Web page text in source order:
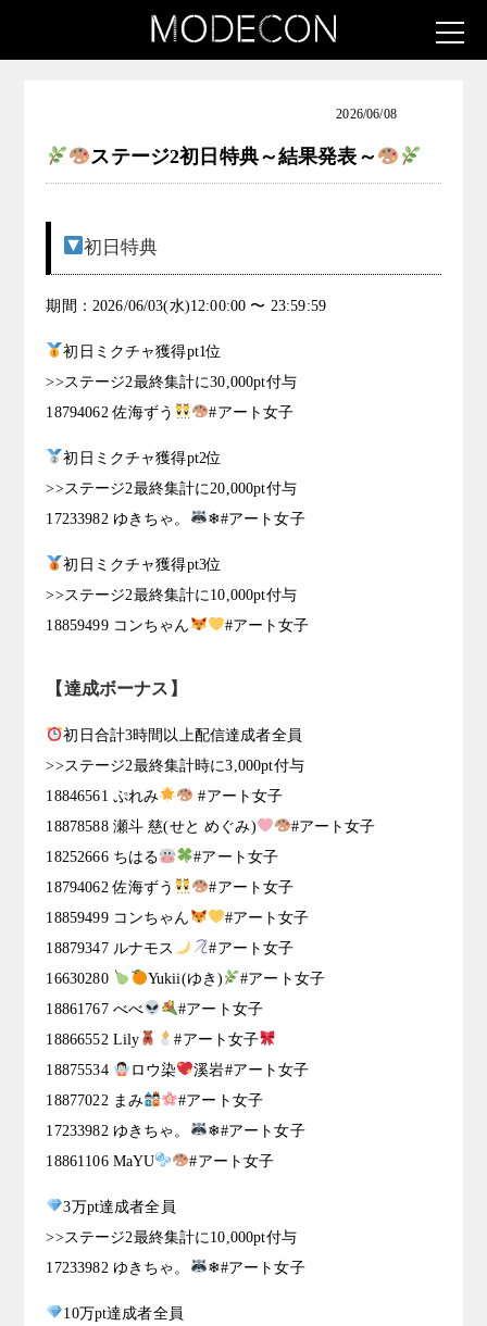
2026/06/08
ステージ2初日特典～結果発表～
初日特典
期間：2026/06/03(水)12:00:00 〜 23:59:59
初日ミクチャ獲得pt1位
>>ステージ2最終集計に30,000pt付与
18794062 佐海ずう
#アート女子
初日ミクチャ獲得pt2位
>>ステージ2最終集計に20,000pt付与
17233982 ゆきちゃ。
❄#アート女子
初日ミクチャ獲得pt3位
>>ステージ2最終集計に10,000pt付与
18859499 コンちゃん
#アート女子
【達成ボーナス】
初日合計3時間以上配信達成者全員
>>ステージ2最終集計時に3,000pt付与
18846561 ぷれみ
#アート女子
18878588 瀬斗 慈(せと めぐみ)
#アート女子
18252666 ちはる
#アート女子
18794062 佐海ずう
#アート女子
18859499 コンちゃん
#アート女子
18879347 ルナモス
#アート女子
16630280
Yukii(ゆき)
#アート女子
18861767 べべ
#アート女子
18866552 Lily
#アート女子
18875534
ロウ染
溪岩#アート女子
18877022 まみ
#アート女子
17233982 ゆきちゃ。
❄#アート女子
18861106 MaYU
#アート女子
3万pt達成者全員
>>ステージ2最終集計に10,000pt付与
17233982 ゆきちゃ。
❄#アート女子
10万pt達成者全員